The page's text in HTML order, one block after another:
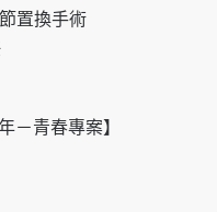
置換手術
－青春專案】